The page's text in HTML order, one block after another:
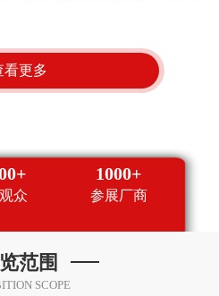
看更多
众
1000+
参展厂商
范围
SCOPE